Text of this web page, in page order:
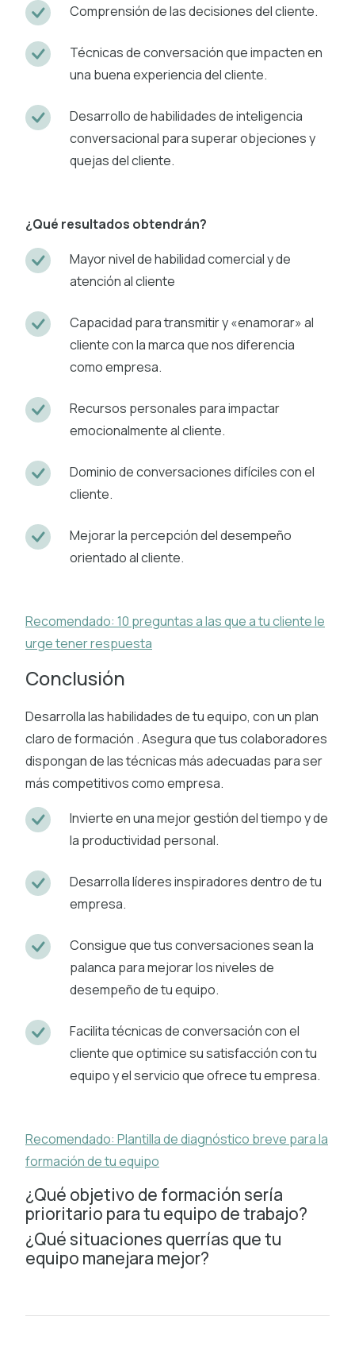
Comprensión de las decisiones del cliente.
Técnicas de conversación que impacten en
una buena experiencia del cliente.
Desarrollo de habilidades de inteligencia
conversacional para superar objeciones y
quejas del cliente.
¿Qué resultados obtendrán?
Mayor nivel de habilidad comercial y de
atención al cliente
Capacidad para transmitir y «enamorar» al
cliente con la marca que nos diferencia
como empresa.
Recursos personales para impactar
emocionalmente al cliente.
Dominio de conversaciones difíciles con el
cliente.
Mejorar la percepción del desempeño
orientado al cliente.
Recomendado: 10 preguntas a las que a tu cliente le
urge tener respuesta
Conclusión
Desarrolla las habilidades de tu equipo, con un plan
claro de formación . Asegura que tus colaboradores
dispongan de las técnicas más adecuadas para ser
más competitivos como empresa.
Invierte en una mejor gestión del tiempo y de
la productividad personal.
Desarrolla líderes inspiradores dentro de tu
empresa.
Consigue que tus conversaciones sean la
palanca para mejorar los niveles de
desempeño de tu equipo.
Facilita técnicas de conversación con el
cliente que optimice su satisfacción con tu
equipo y el servicio que ofrece tu empresa.
Recomendado: Plantilla de diagnóstico breve para la
formación de tu equipo
¿Qué objetivo de formación sería
prioritario para tu equipo de trabajo?
¿Qué situaciones querrías que tu
equipo manejara mejor?